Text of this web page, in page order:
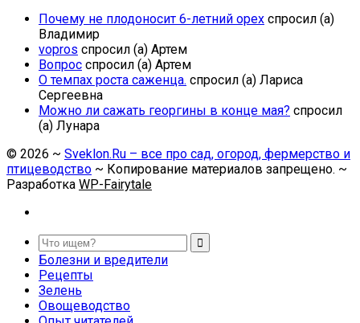
Почему не плодоносит 6-летний орех спросил (а)
Владимир
vopros спросил (а) Артем
Вопрос спросил (а) Артем
О темпах роста саженца. спросил (а) Лариса
Сергеевна
Можно ли сажать георгины в конце мая? спросил
(а) Лунара
© 2026 ~ Sveklon.Ru – все про сад, огород, фермерство и
птицеводство ~ Копирование материалов запрещено. ~
Разработка WP-Fairytale
Болезни и вредители
Рецепты
Зелень
Овощеводство